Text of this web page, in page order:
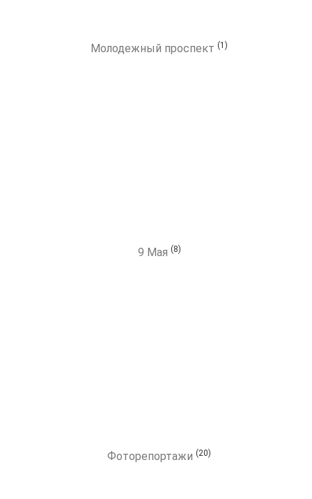
Молодежный проспект (1)
9 Мая (8)
Фоторепортажи (20)